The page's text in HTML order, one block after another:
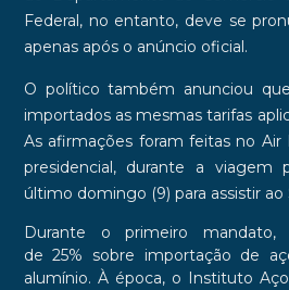
Federal , no entanto, deve se
apenas após o anúncio oficial.
O político também anunciou
importados as mesmas tarifas
As afirmações foram feitas no Air
presidencial, durante a viagem
último domingo (9) para assistir ao
Durante o primeiro mandato,
de25% sobre importação de
alumínio. À época, o
Instituto Aço